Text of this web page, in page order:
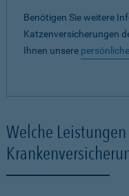
Benötigen Sie weitere
Katzenversicherungen
Ihnen unsere
Welche